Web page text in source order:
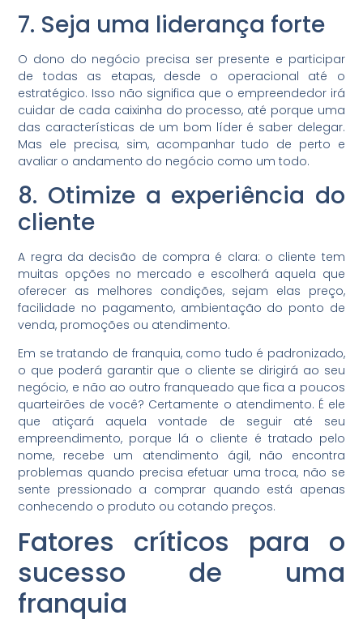
7. Seja uma liderança forte
O dono do negócio precisa ser presente e participar
de todas as etapas, desde o operacional até o
estratégico. Isso não significa que o empreendedor irá
cuidar de cada caixinha do processo, até porque uma
das características de um bom líder é saber delegar.
Mas ele precisa, sim, acompanhar tudo de perto e
avaliar o andamento do negócio como um todo.
8. Otimize a experiência do
cliente
A regra da decisão de compra é clara: o cliente tem
muitas opções no mercado e escolherá aquela que
oferecer as melhores condições, sejam elas preço,
facilidade no pagamento, ambientação do ponto de
venda, promoções ou atendimento.
Em se tratando de franquia, como tudo é padronizado,
o que poderá garantir que o cliente se dirigirá ao seu
negócio, e não ao outro franqueado que fica a poucos
quarteirões de você? Certamente o atendimento. É ele
que atiçará aquela vontade de seguir até seu
empreendimento, porque lá o cliente é tratado pelo
nome, recebe um atendimento ágil, não encontra
problemas quando precisa efetuar uma troca, não se
sente pressionado a comprar quando está apenas
conhecendo o produto ou cotando preços.
Fatores críticos para o
sucesso de uma
franquia